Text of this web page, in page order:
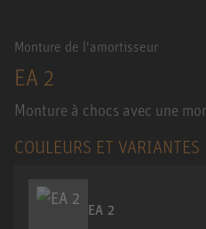
Monture de l'amortisseur
EA 2
Monture à chocs avec une
COULEURS ET VARIANTES
EA 2